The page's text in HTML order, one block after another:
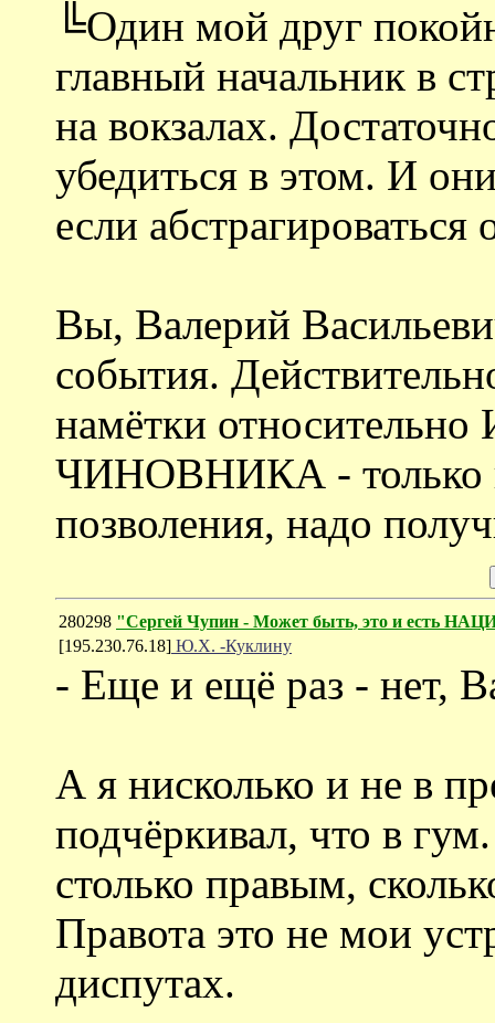
╚Один мой друг
главный начальник в
на вокзалах.
убедиться в этом. И
если абстрагироваться
Вы, Валерий
события.
намётки
ЧИНОВНИКА - только
позволения, надо
280298 "Сергей Чупин - Может быть, это и есть
[195.230.76.18] Ю.Х. -Куклину
- Еще и ещё раз - нет,
А я нисколько и не в
подчёркивал, что в
столько правым,
Правота это не мои
диспутах.